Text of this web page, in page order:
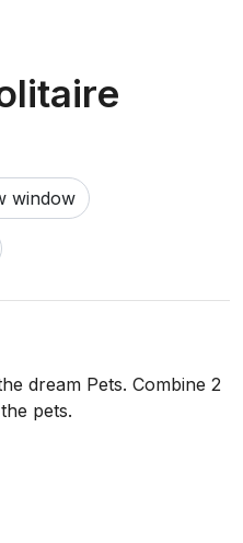
window
dream Pets. Combine 2
pets.